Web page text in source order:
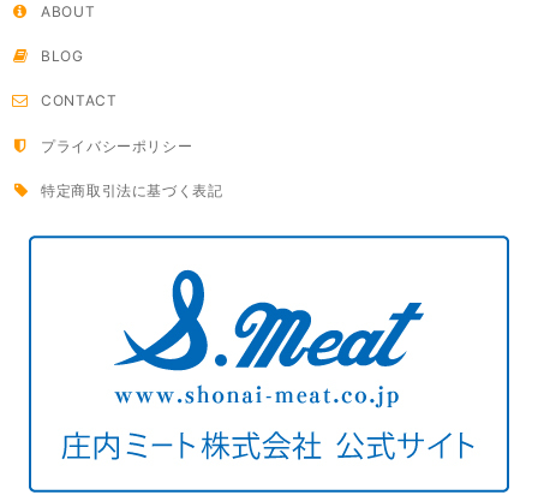
ABOUT
BLOG
CONTACT
プライバシーポリシー
特定商取引法に基づく表記